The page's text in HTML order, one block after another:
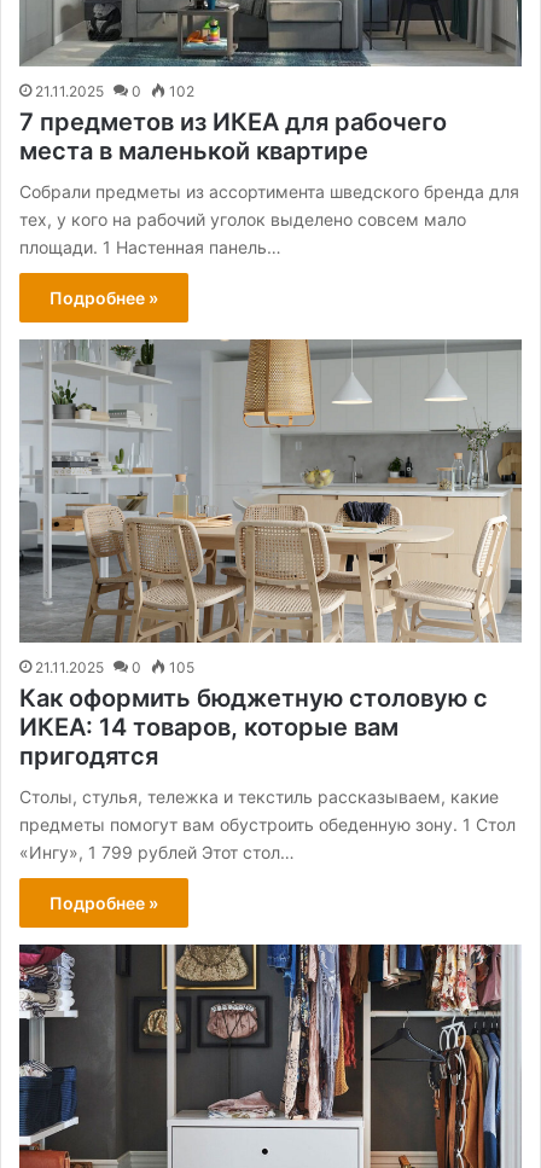
21.11.2025 0 102
7 предметов из ИКЕА для рабочего
места в маленькой квартире
Собрали предметы из ассортимента шведского бренда для
тех, у кого на рабочий уголок выделено совсем мало
площади. 1 Настенная панель…
Подробнее »
21.11.2025 0 105
Как оформить бюджетную столовую с
ИКЕА: 14 товаров, которые вам
пригодятся
Столы, стулья, тележка и текстиль рассказываем, какие
предметы помогут вам обустроить обеденную зону. 1 Стол
«Ингу», 1 799 рублей Этот стол…
Подробнее »